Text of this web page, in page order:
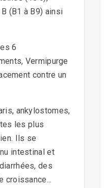
(B1 à B9) ainsi
6
Vermipurge
contre un
ankylostomes,
les plus
Ils se
intestinal et
des
croissance...